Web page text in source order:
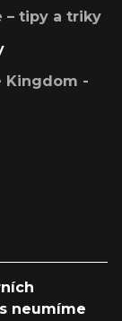
– tipy a triky
Kingdom -
neumíme